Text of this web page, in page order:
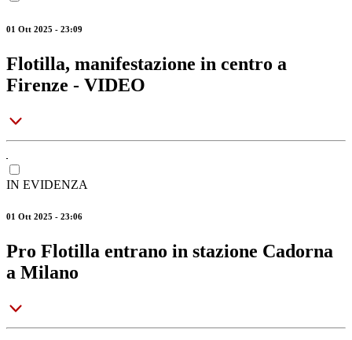
01 Ott 2025 - 23:09
Flotilla, manifestazione in centro a
Firenze - VIDEO
IN EVIDENZA
01 Ott 2025 - 23:06
Pro Flotilla entrano in stazione Cadorna
a Milano